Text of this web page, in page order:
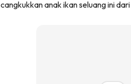
anak ikan seluang ini